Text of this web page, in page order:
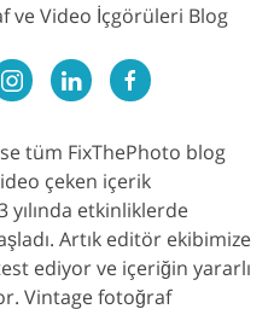
ve Video İçgörüleri Blog
tüm FixThePhoto blog
çeken içerik
yılında etkinliklerde
Artık editör ekibimize
ediyor ve içeriğin yararlı
Vintage fotoğraf